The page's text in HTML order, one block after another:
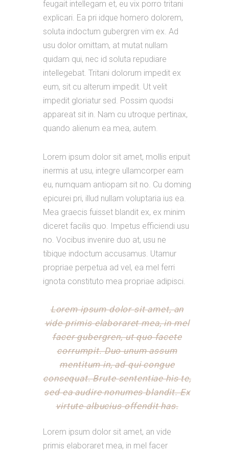
feugait intellegam et, eu vix porro tritani
explicari. Ea pri idque homero dolorem,
soluta indoctum gubergren vim ex. Ad
usu dolor omittam, at mutat nullam
quidam qui, nec id soluta repudiare
intellegebat. Tritani dolorum impedit ex
eum, sit cu alterum impedit. Ut velit
impedit gloriatur sed. Possim quodsi
appareat sit in. Nam cu utroque pertinax,
quando alienum ea mea, autem.
Lorem ipsum dolor sit amet, mollis eripuit
inermis at usu, integre ullamcorper eam
eu, numquam antiopam sit no. Cu doming
epicurei pri, illud nullam voluptaria ius ea.
Mea graecis fuisset blandit ex, ex minim
diceret facilis quo. Impetus efficiendi usu
no. Vocibus invenire duo at, usu ne
tibique indoctum accusamus. Utamur
propriae perpetua ad vel, ea mel ferri
ignota constituto mea propriae adipisci.
Lorem ipsum dolor sit amet, an
vide primis elaboraret mea, in mel
facer gubergren, ut quo facete
corrumpit. Duo unum assum
mentitum in, ad qui congue
consequat. Brute sententiae his te,
sed ea audire nonumes blandit. Ex
virtute albucius offendit has.
Lorem ipsum dolor sit amet, an vide
primis elaboraret mea, in mel facer